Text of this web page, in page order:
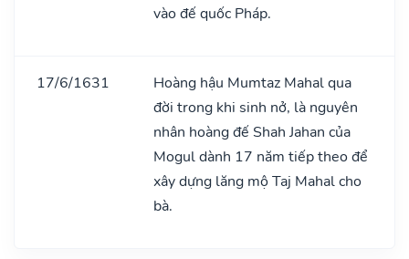
vào đế quốc Pháp.
17/6/1631
Hoàng hậu Mumtaz Mahal qua
đời trong khi sinh nở, là nguyên
nhân hoàng đế Shah Jahan của
Mogul dành 17 năm tiếp theo để
xây dựng lăng mộ Taj Mahal cho
bà.